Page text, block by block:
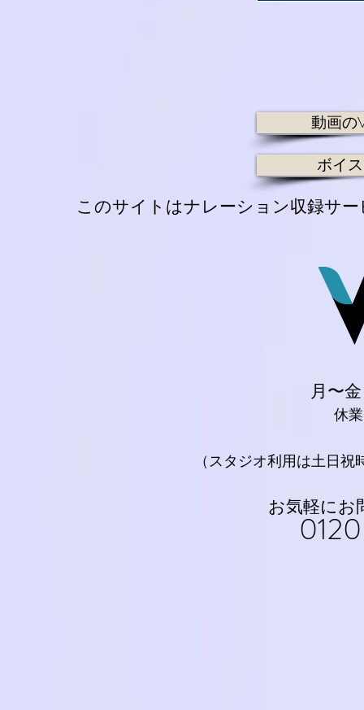
動画の
ボイ
このサイトはナレーション収録サ
月〜
休
（スタジオ利用は土日
お気軽にお